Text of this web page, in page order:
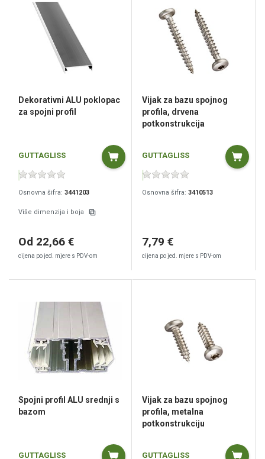
Dekorativni ALU poklopac
za spojni profil
GUTTAGLISS
Osnovna šifra: 3441203
Više dimenzija i boja
Od 22,66 €
cijena po jed. mjere s PDV-om
Spojni profil ALU srednji s
bazom
GUTTAGLISS
Vijak za bazu spojnog
profila, drvena
potkonstrukcija
GUTTAGLISS
Osnovna šifra: 3410513
7,79 €
cijena po jed. mjere s PDV-om
Vijak za bazu spojnog
profila, metalna
potkonstrukciju
GUTTAGLISS